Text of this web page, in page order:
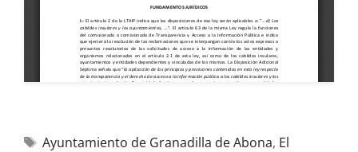
Ayuntamiento de Granadilla de Abona, El